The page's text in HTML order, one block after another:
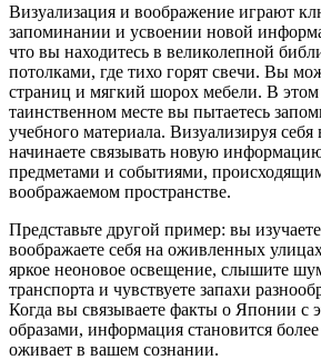
Визуализация и воображение играют
запоминании и усвоении новой
что вы находитесь в великолепной
потолками, где тихо горят свечи. Вы
страниц и мягкий шорох мебели. В
таинственном месте вы пытаетесь
учебного материала. Визуализируя
начинаете связывать новую
предметами и событиями,
воображаемом пространстве.
Представьте другой пример: вы
воображаете себя на оживленных
яркое неоновое освещение, слышите
транспорта и чувствуете запахи
Когда вы связываете факты о Японии
образами, информация становится
оживает в вашем сознании.